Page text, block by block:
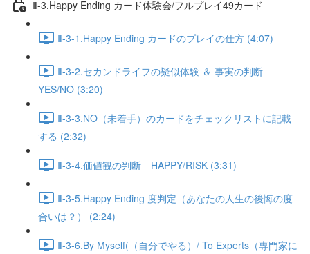
Ⅱ-3.Happy Ending カード体験会/フルプレイ49カード
Ⅱ-3-1.Happy Ending カードのプレイの仕方 (4:07)
Ⅱ-3-2.セカンドライフの疑似体験 ＆ 事実の判断
YES/NO (3:20)
Ⅱ-3-3.NO（未着手）のカードをチェックリストに記載
する (2:32)
Ⅱ-3-4.価値観の判断 HAPPY/RISK (3:31)
Ⅱ-3-5.Happy Ending 度判定（あなたの人生の後悔の度
合いは？） (2:24)
Ⅱ-3-6.By Myself(（自分でやる）/ To Experts（専門家に